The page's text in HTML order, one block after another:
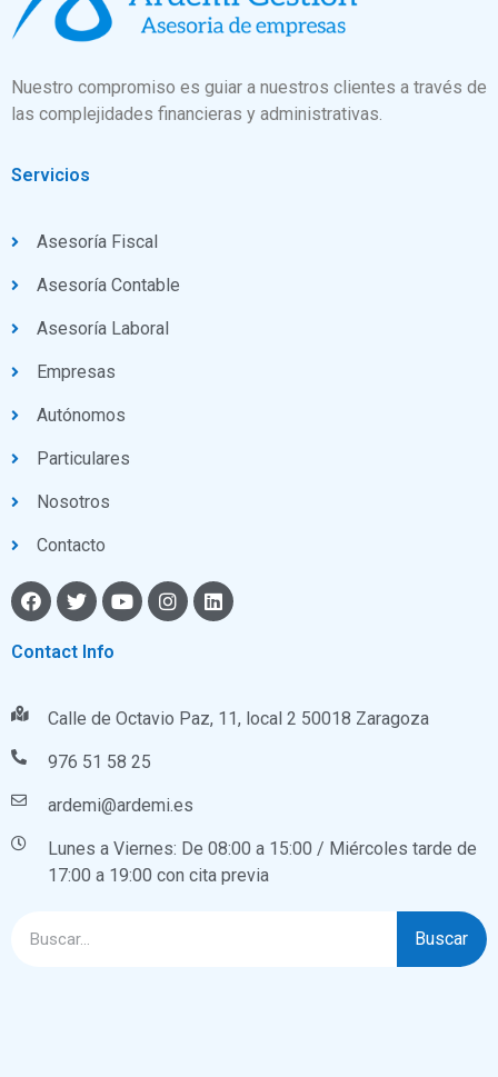
Nuestro compromiso es guiar a nuestros clientes a través de
las complejidades financieras y administrativas.
Servicios
Asesoría Fiscal
Asesoría Contable
Asesoría Laboral
Empresas
Autónomos
Particulares
Nosotros
Contacto
Contact Info
Calle de Octavio Paz, 11, local 2 50018 Zaragoza
976 51 58 25
ardemi@ardemi.es
Lunes a Viernes: De 08:00 a 15:00 / Miércoles tarde de
17:00 a 19:00 con cita previa
Buscar